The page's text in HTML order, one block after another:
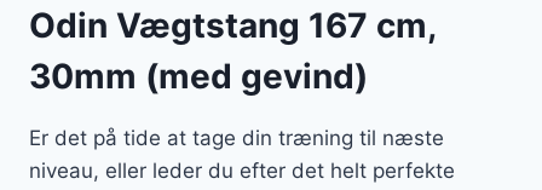
Odin Vægtstang 167 cm,
30mm (med gevind)
Er det på tide at tage din træning til næste
niveau, eller leder du efter det helt perfekte